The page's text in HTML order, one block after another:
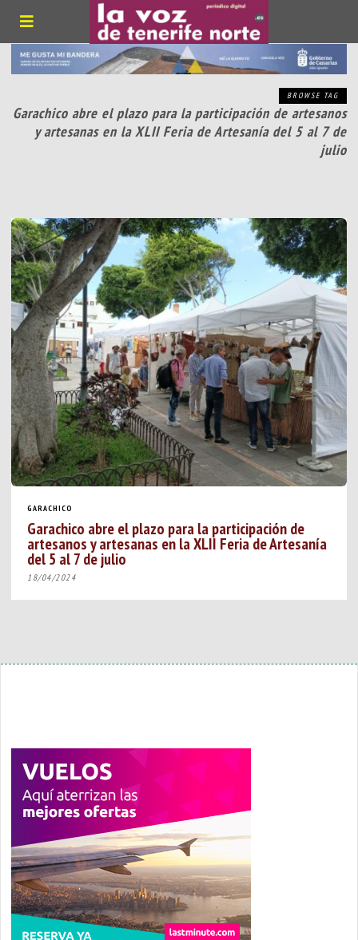
BROWSE TAG
Garachico abre el plazo para la participación de artesanos
y artesanas en la XLII Feria de Artesanía del 5 al 7 de
julio
GARACHICO
Garachico abre el plazo para la participación de
artesanos y artesanas en la XLII Feria de Artesanía
del 5 al 7 de julio
18/04/2024